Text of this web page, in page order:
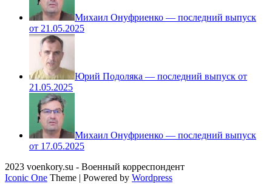
Михаил Онуфриенко — последний выпуск
от 21.05.2025
Юрий Подоляка — последний выпуск от
21.05.2025
Михаил Онуфриенко — последний выпуск
от 17.05.2025
2023 voenkory.su - Военный корреспондент
Iconic One Theme | Powered by Wordpress